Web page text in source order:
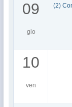
09
gio
(2)
10
ven